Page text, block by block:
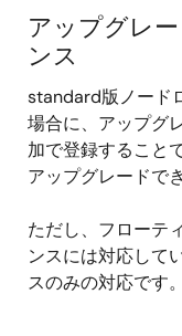
アップグレ
ンス
standard版ノード
場合に、アップグ
加で登録すること
アップグレードで
ただし、フローテ
ンスには対応して
スのみの対応です。